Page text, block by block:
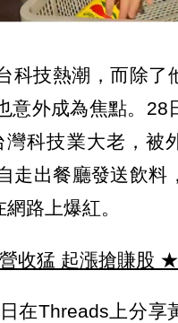
科技熱潮，而除了
外成為焦點。28
科技業大老，被
走出餐廳發送飲料
路上爆紅。
收猛 起漲搶賺股 ★
在Threads上分享